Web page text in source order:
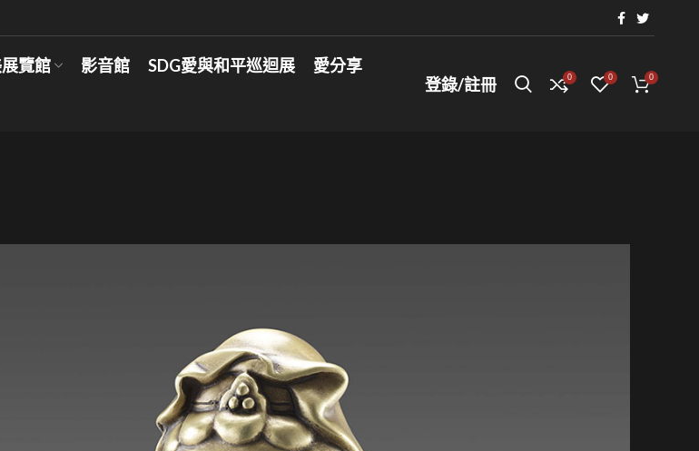
覽館 影音館 SDG愛與和平巡迴展
愛分享
登錄/註冊 0 0 0